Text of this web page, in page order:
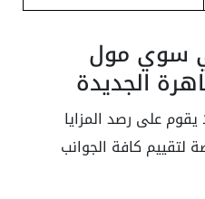
سوي مول
الجديدة
يقوم على رصد المزايا
كافة الجوانب